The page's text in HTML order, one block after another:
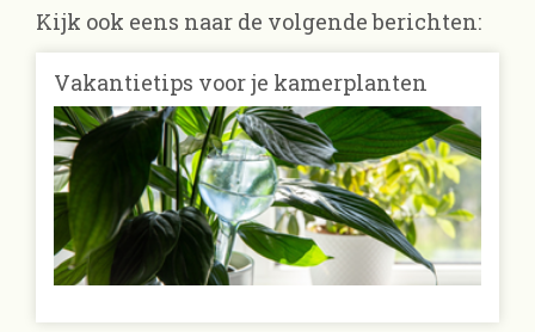
Kijk ook eens naar de volgende berichten:
Vakantietips voor je kamerplanten